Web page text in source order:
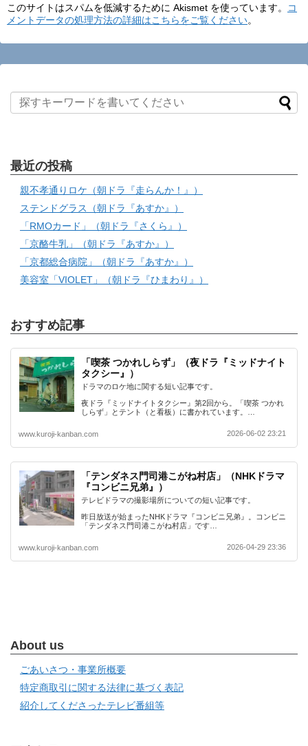
このサイトはスパムを低減するために Akismet を使っています。
コ
メントデータの処理方法の詳細はこちらをご覧ください。
最近の投稿
親不孝通りロケ（朝ドラ『走らんか！』）
ステンドグラス（朝ドラ『あすか』）
「RMOカード」（朝ドラ『さくら』）
「京酪牛乳」（朝ドラ『あすか』）
「京都総合病院」（朝ドラ『あすか』）
美容室「VIOLET」（朝ドラ『ひまわり』）
おすすめ記事
「喫茶 つかれしらず」（夜ドラ『ミッドナイト
タクシー』）
ドラマのロケ地に関する短い記事です。
夜ドラ『ミッドナイトタクシー』第2回から。「喫茶 つかれ
しらず」とテント（と看板）に書かれています。…
www.kuroji-kanban.com 2026-06-02 23:21
「テンダネス門司港こがね村店」（NHKドラマ
『コンビニ兄弟』）
テレビドラマの撮影場所についての短い記事です。
昨日放送が始まったNHKドラマ『コンビニ兄弟』。コンビニ
「テンダネス門司港こがね村店」です…
www.kuroji-kanban.com 2026-04-29 23:36
About us
ごあいさつ・事業所概要
特定商取引に関する法律に基づく表記
紹介してくださったテレビ番組等